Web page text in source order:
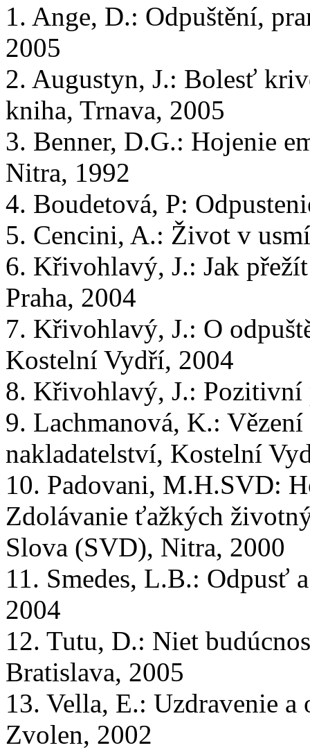
1. Ange, D.: Odpuštění,
2005
2. Augustyn, J.: Bolesť
kniha, Trnava, 2005
3. Benner, D.G.: Hojenie
Nitra, 1992
4. Boudetová, P:
5. Cencini, A.: Život v
6. Křivohlavý, J.: Jak
Praha, 2004
7. Křivohlavý, J.: O
Kostelní Vydří, 2004
8. Křivohlavý, J.: Pozitivní
9. Lachmanová, K.:
nakladatelství, Kostelní
10. Padovani, M.H.SVD:
Zdolávanie ťažkých
Slova (SVD), Nitra, 2000
11. Smedes, L.B.: Odpusť
2004
12. Tutu, D.: Niet
Bratislava, 2005
13. Vella, E.: Uzdravenie
Zvolen, 2002